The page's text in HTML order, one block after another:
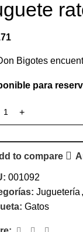
Bigotes
para
to compare
001092
Juguetería ,
Gatos